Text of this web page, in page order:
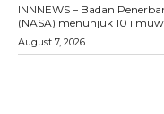
INNNEWS – Badan
(NASA) menunjuk 10
August 7, 2026